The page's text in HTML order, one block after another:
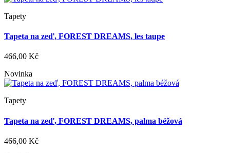
Tapety
Tapeta na zeď, FOREST DREAMS, les taupe
466,00 Kč
Novinka
Tapety
Tapeta na zeď, FOREST DREAMS, palma béžová
466,00 Kč